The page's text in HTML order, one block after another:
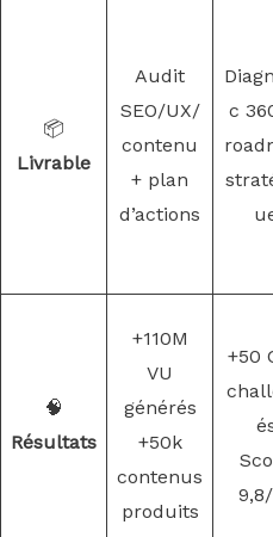
📦
Livrable
Audit
SEO/UX/
contenu
+ plan
d’actions
c
🧠
Résultats
+110M
VU
générés
+50k
contenus
produits
+50